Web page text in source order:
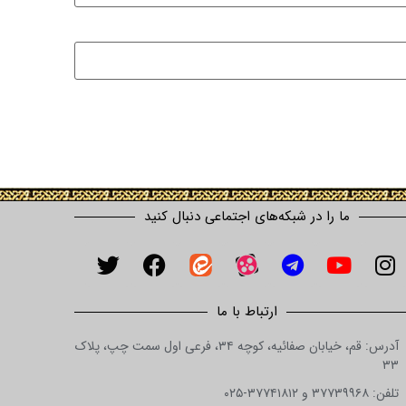
ما را در شبکه‌های اجتماعی دنبال کنید
ارتباط با ما
آدرس: قم، خیابان صفائیه، کوچه ۳۴، فرعی اول سمت چپ، پلاک
۳۳
تلفن: ۳۷۷۳۹۹۶۸ و ۳۷۷۴۱۸۱۲-۰۲۵